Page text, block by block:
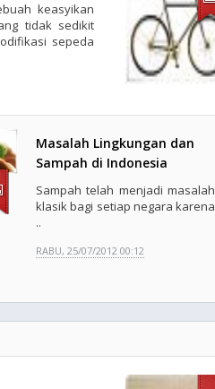
keasyikan
tidak sedikit
sepeda
Masalah Lingkungan dan
Sampah di Indonesia
Sampah telah menjadi masalah
klasik bagi setiap negara karena
..
RABU, 25/07/2012 00:12